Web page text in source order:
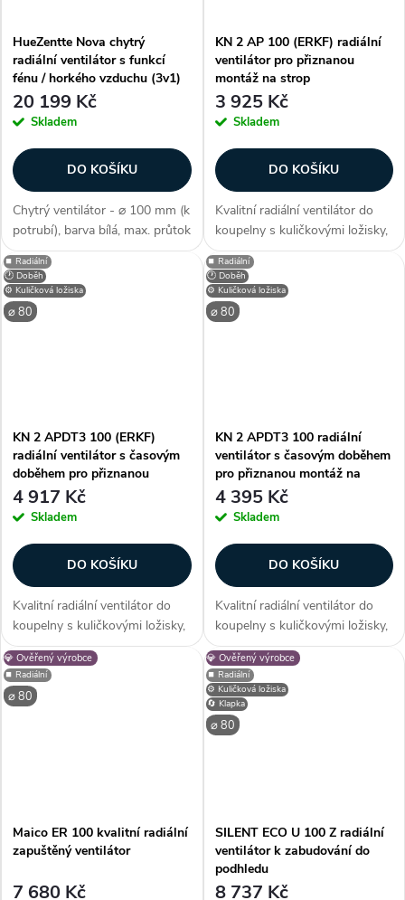
HueZentte Nova chytrý
radiální ventilátor s funkcí
fénu / horkého vzduchu (3v1)
20 199 Kč
Skladem
DO KOŠÍKU
Chytrý ventilátor - ⌀ 100 mm (k
potrubí), barva bílá, max. průtok
až 120 m³/h, příkon 5-10 W,
statický tlak 250-300 Pa,
hlučnost 20-38 db(A), LED
displej (statové diody, stupně...
KN 2 AP 100 (ERKF) radiální
ventilátor pro přiznanou
montáž na strop
3 925 Kč
Skladem
DO KOŠÍKU
Kvalitní radiální ventilátor do
koupelny s kuličkovými ložisky,
zpětnou klapkou, zabudovaným
filtrem, vhodný k montáži na
strop. Zákazníci často
dokupují...
🕐 Doběh
⚙️ Kuličková ložiska
⌀ 80
⏹️ Radiální
KN 2 APDT3 100 (ERKF)
radiální ventilátor s časovým
doběhem pro přiznanou
montáž na strop
4 917 Kč
Skladem
DO KOŠÍKU
Kvalitní radiální ventilátor do
koupelny s kuličkovými ložisky,
zpětnou klapkou, zabudovaným
filtrem, časovým doběhem,
vhodný k montáži na strop.
Zákazníci často dokupují...
🕐 Doběh
⚙️ Kuličková ložiska
⌀ 80
⏹️ Radiální
KN 2 APDT3 100 radiální
ventilátor s časovým doběhem
pro přiznanou montáž na
stěnu
4 395 Kč
Skladem
DO KOŠÍKU
Kvalitní radiální ventilátor do
koupelny s kuličkovými ložisky,
zpětnou klapkou, zabudovaným
filtrem, časovým doběhem,
vhodný k montáži na stěnu.
Zákazníci často dokupují...
⌀ 80
💎 Ověřený výrobce
⏹️ Radiální
Maico ER 100 kvalitní radiální
zapuštěný ventilátor
7 680 Kč
⚙️ Kuličková ložiska
⌀ 80
💎 Ověřený výrobce
⏹️ Radiální
🔄 Klapka
SILENT ECO U 100 Z radiální
ventilátor k zabudování do
podhledu
8 737 Kč